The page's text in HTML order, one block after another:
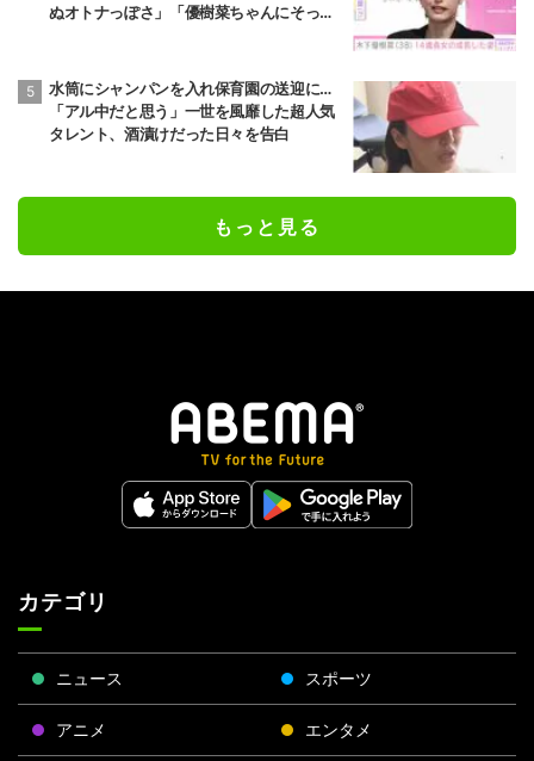
ぬオトナっぽさ」「優樹菜ちゃんにそっく
水筒にシャンパンを入れ保育園の送迎に…
「アル中だと思う」一世を風靡した超人気
タレント、酒漬けだった日々を告白
もっと見る
カテゴリ
ニュース スポーツ
アニメ エンタメ